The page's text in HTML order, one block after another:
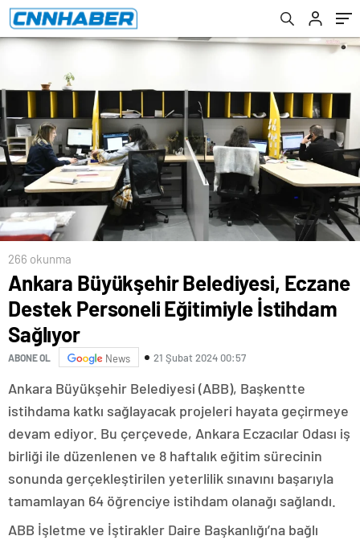
Sağlıyor
266 okunma
Ankara Büyükşehir Belediyesi, Eczane
Destek Personeli Eğitimiyle İstihdam
Sağlıyor
ABONE OL News 21 Şubat 2024 00:57
Ankara Büyükşehir Belediyesi (ABB), Başkentte
istihdama katkı sağlayacak projeleri hayata geçirmeye
devam ediyor. Bu çerçevede, Ankara Eczacılar Odası iş
birliği ile düzenlenen ve 8 haftalık eğitim sürecinin
sonunda gerçekleştirilen yeterlilik sınavını başarıyla
tamamlayan 64 öğrenciye istihdam olanağı sağlandı.
ABB İşletme ve İştirakler Daire Başkanlığı’na bağlı
açıkladı